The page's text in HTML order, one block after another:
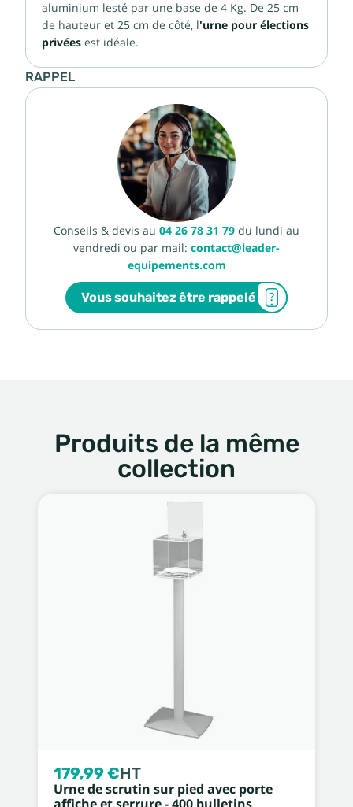
aluminium lesté par une base de 4 Kg. De 25 cm
de hauteur et 25 cm de côté, l'urne pour élections
privées est idéale.
RAPPEL
Conseils & devis au 04 26 78 31 79 du lundi au
vendredi ou par mail: contact@leader-
equipements.com
Vous souhaitez être rappelé
Produits de la même
collection
179,99 €HT
Urne de scrutin sur pied avec porte